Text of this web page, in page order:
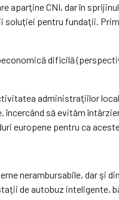
aparţine CNI, dar în
pentru fundaţii.
dificilă
administraţiilor
să evităm
europene pentru ca
nerambursabile, dar şi
de autobuz inteligente,